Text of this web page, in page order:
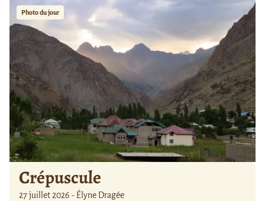
Photo du jour
Crépuscule
27 juillet 2026 - Élyne Dragée